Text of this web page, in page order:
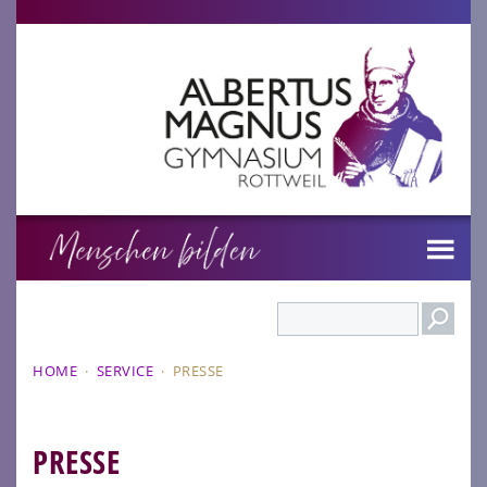
HOME · SERVICE · PRESSE
PRESSE